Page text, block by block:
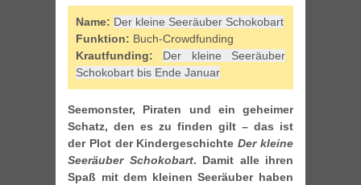
Name: Der kleine Seeräuber Schokobart
Funktion: Buch-Crowdfunding
Krautfunding:
Der kleine Seeräuber
Schokobart bis Ende Januar
Seemonster, Piraten und ein geheimer
Schatz, den es zu finden gilt – das ist
der Plot der KindergeschichteDer kleine
Seeräuber Schokobart. Damit alle ihren
Spaß mit dem kleinen Seeräuber haben